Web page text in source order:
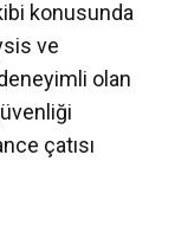
konusunda
ve
olan
çatısı